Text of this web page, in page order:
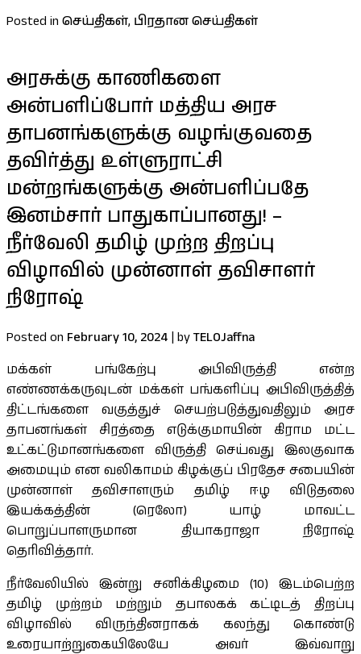
Posted in செய்திகள், பிரதான செய்திகள்
அரசுக்கு காணிகளை
அன்பளிப்போர் மத்திய அரச
தாபனங்களுக்கு வழங்குவதை
தவிர்த்து உள்ளுராட்சி
மன்றங்களுக்கு அன்பளிப்பதே
இனம்சார் பாதுகாப்பானது! –
நீர்வேலி தமிழ் முற்ற திறப்பு
விழாவில் முன்னாள் தவிசாளர்
நிரோஷ்
Posted on February 10, 2024 | byTELOJaffna
மக்கள் பங்கேற்பு அபிவிருத்தி என்ற
எண்ணக்கருவுடன் மக்கள் பங்களிப்பு அபிவிருத்தித்
திட்டங்களை வகுத்துச் செயற்படுத்துவதிலும் அரச
தாபனங்கள் சிரத்தை எடுக்குமாயின் கிராம மட்ட
உட்கட்டுமானங்களை விருத்தி செய்வது இலகுவாக
அமையும் என வலிகாமம் கிழக்குப் பிரதேச சபையின்
முன்னாள் தவிசாளரும் தமிழ் ஈழ விடுதலை
இயக்கத்தின் (ரெலோ) யாழ் மாவட்ட
பொறுப்பாளருமான தியாகராஜா நிரோஷ்
தெரிவித்தார்.
நீர்வேலியில் இன்று சனிக்கிழமை (10) இடம்பெற்ற
தமிழ் முற்றம் மற்றும் தபாலகக் கட்டிடத் திறப்பு
விழாவில் விருந்தினராகக் கலந்து கொண்டு
உரையாற்றுகையிலேயே அவர் இவ்வாறு